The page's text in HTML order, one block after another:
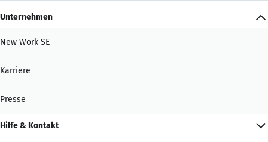
Unternehmen
New Work SE
Karriere
Presse
Hilfe & Kontakt